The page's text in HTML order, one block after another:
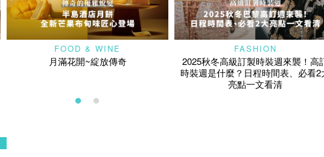
FOOD & WINE
月滿花開~綻放傳奇
FASHION
2025秋冬高級訂製時裝週來襲！高
時裝週是什麼？日程時間表、必看2
亮點一文看清